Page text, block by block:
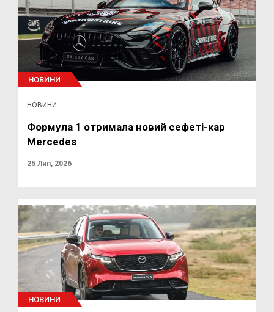
НОВИНИ
НОВИНИ
Формула 1 отримала новий сефеті-кар
Mercedes
25 Лип, 2026
НОВИНИ